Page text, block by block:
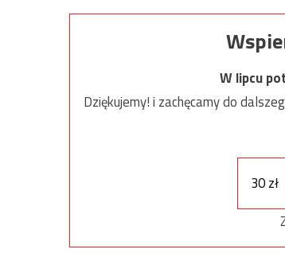
W lipcu
Dziękujemy! i zachęcamy do
30 zł